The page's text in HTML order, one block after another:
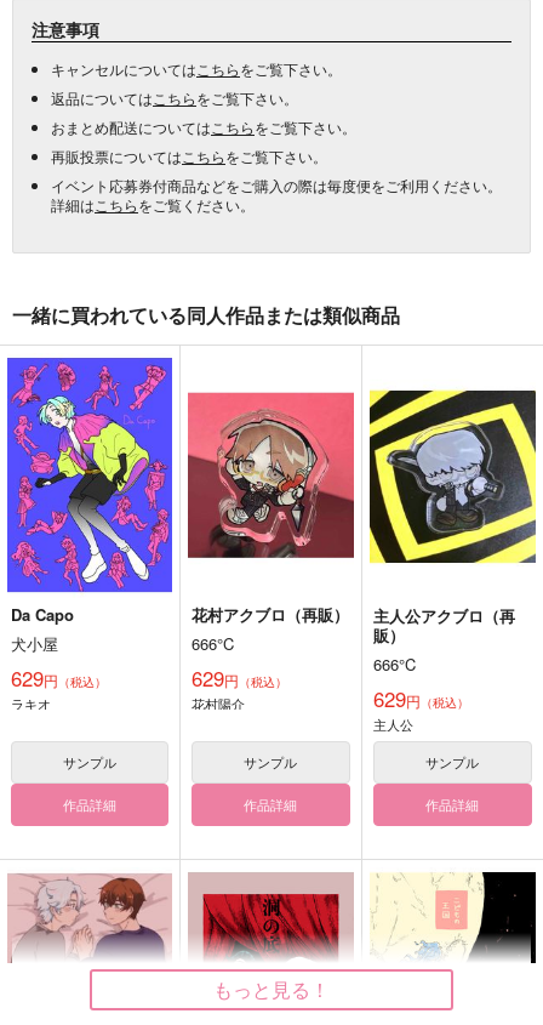
注意事項
キャンセルについては こちらをご覧下さい。
返品については こちらをご覧下さい。
おまとめ配送については こちらをご覧下さい。
再販投票については こちらをご覧下さい。
イベント応募券付商品などをご購入の際は毎度便をご利用ください。
詳細は こちらをご覧ください。
一緒に買われている同人作品または類似商品
Da Capo
犬小屋
629円 （税込）
ラキオ
サンプル
作品詳細
花村アクブロ（再販）
666°C
629円 （税込）
花村陽介
サンプル
作品詳細
主人公アクブロ（再
販）
666°C
629円 （税込）
主人公
サンプル
作品詳細
もっと見る！